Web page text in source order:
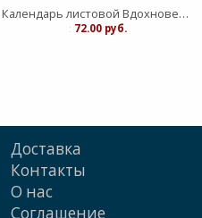
Календарь листовой Вдохновение "Живый в помощи Вышнего"средний
: 72.00 руб.
Доставка
Контакты
О нас
Cоглашение